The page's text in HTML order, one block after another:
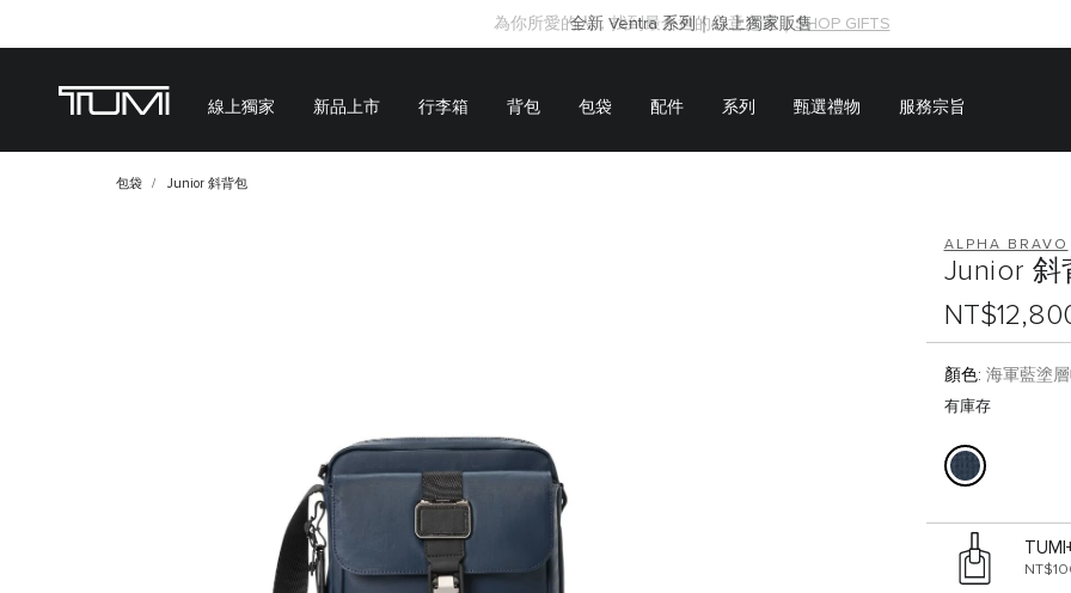
SHOP GIFTS
為你所愛的人，找到最合適的心意之選｜SHOP GIFTS
線上獨家 新品上市 行李箱 背包 包袋 配件 系列 甄選禮物 服務宗旨
包袋 Junior 斜背包
ALPHA BRAVO
Junior 斜
顏色: 海軍藍塗
有庫存